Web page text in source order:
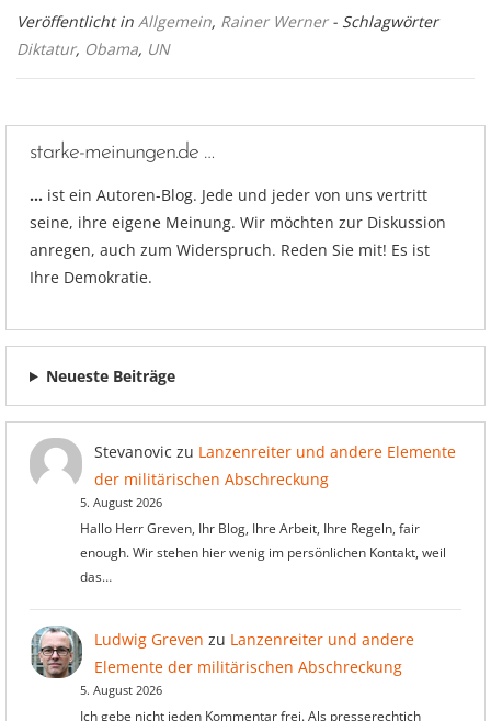
Veröffentlicht in Allgemein, Rainer Werner - Schlagwörter
Diktatur, Obama, UN
starke-meinungen.de …
… ist ein Autoren-Blog. Jede und jeder von uns vertritt
seine, ihre eigene Meinung. Wir möchten zur Diskussion
anregen, auch zum Widerspruch. Reden Sie mit! Es ist
Ihre Demokratie.
Neueste Beiträge
Stevanovic zu Lanzenreiter und andere Elemente
der militärischen Abschreckung
5. August 2026
Hallo Herr Greven, Ihr Blog, Ihre Arbeit, Ihre Regeln, fair
enough. Wir stehen hier wenig im persönlichen Kontakt, weil
das…
Ludwig Greven zu Lanzenreiter und andere
Elemente der militärischen Abschreckung
5. August 2026
Ich gebe nicht jeden Kommentar frei. Als presserechtich